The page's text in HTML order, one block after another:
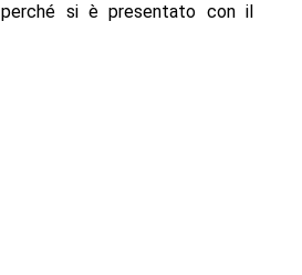
si è presentato con il